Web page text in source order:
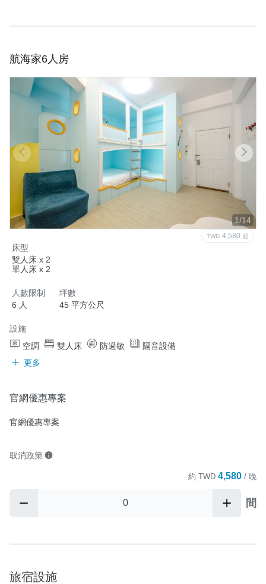
航海家6人房
1/14
TWD 4,580 起
床型
雙人床 x 2
單人床 x 2
人數限制
6 人
坪數
45 平方公尺
設施
空調
雙人床 防過敏
隔音設備
更多
官網優惠專案
官網優惠專案
取消政策
約 TWD 4,580 / 晚
間
旅宿設施